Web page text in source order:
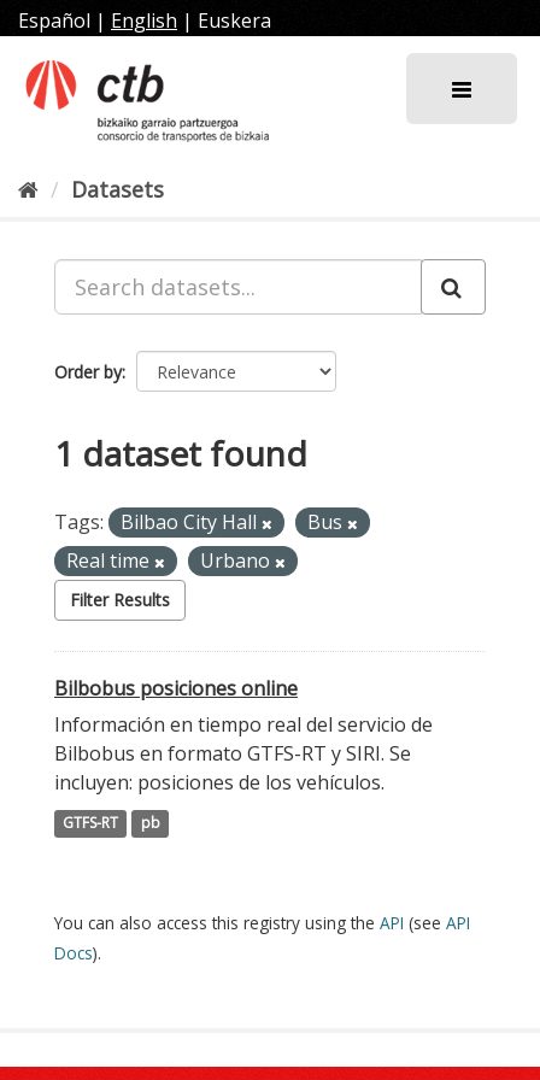
Skip
to
content
Español | English | Euskera
Datasets
Order by
1 dataset found
Tags: Bilbao City Hall
Bus
Real time
Urbano
Filter Results
Bilbobus posiciones online
Información en tiempo real del servicio de
Bilbobus en formato GTFS-RT y SIRI. Se
incluyen: posiciones de los vehículos.
GTFS-RT pb
You can also access this registry using the API (see API
Docs).